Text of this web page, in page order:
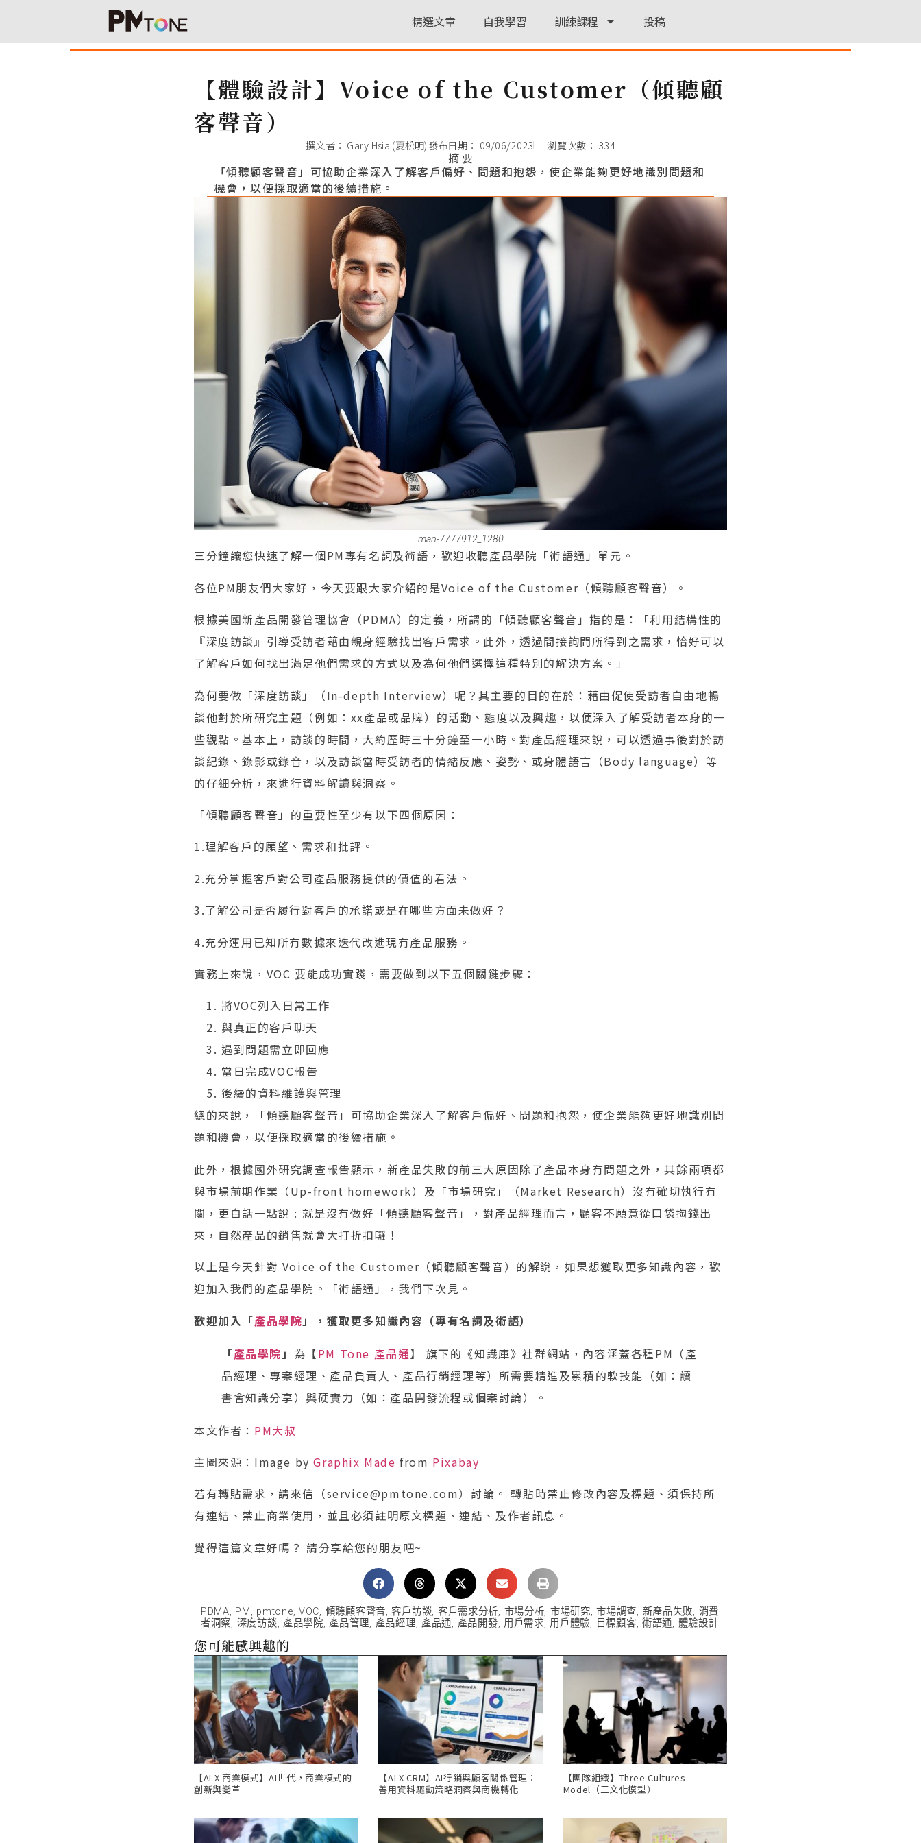
精選文章 自我學習 訓練課程 投稿
【體驗設計】Voice of the Customer（傾聽顧
客聲音）
撰文者： Gary Hsia (夏松明)發布日期： 09/06/2023 瀏覽次數： 334
摘 要
「傾聽顧客聲音」可協助企業深入了解客戶偏好、問題和抱怨，使企業能夠更好地識別問題和
機會，以便採取適當的後續措施。
man-7777912_1280
三分鐘讓您快速了解一個PM專有名詞及術語，歡迎收聽產品學院「術語通」單元。
各位PM朋友們大家好，今天要跟大家介紹的是Voice of the Customer（傾聽顧客聲音）。
根據美國新產品開發管理協會（PDMA）的定義，所謂的「傾聽顧客聲音」指的是：「利用結構性的
『深度訪談』引導受訪者藉由親身經驗找出客戶需求。此外，透過間接詢問所得到之需求，恰好可以
了解客戶如何找出滿足他們需求的方式以及為何他們選擇這種特別的解決方案。」
為何要做「深度訪談」（In-depth Interview）呢？其主要的目的在於：藉由促使受訪者自由地暢
談他對於所研究主題（例如：xx產品或品牌）的活動、態度以及興趣，以便深入了解受訪者本身的一
些觀點。基本上，訪談的時間，大約歷時三十分鐘至一小時。對產品經理來說，可以透過事後對於訪
談紀錄、錄影或錄音，以及訪談當時受訪者的情緒反應、姿勢、或身體語言（Body language）等
的仔細分析，來進行資料解讀與洞察。
「傾聽顧客聲音」的重要性至少有以下四個原因：
1.理解客戶的願望、需求和批評。
2.充分掌握客戶對公司產品服務提供的價值的看法。
3.了解公司是否履行對客戶的承諾或是在哪些方面未做好？
4.充分運用已知所有數據來迭代改進現有產品服務。
實務上來說，VOC 要能成功實踐，需要做到以下五個關鍵步驟：
將VOC列入日常工作
與真正的客戶聊天
遇到問題需立即回應
當日完成VOC報告
後續的資料維護與管理
總的來說，「傾聽顧客聲音」可協助企業深入了解客戶偏好、問題和抱怨，使企業能夠更好地識別問
題和機會，以便採取適當的後續措施。
此外，根據國外研究調查報告顯示，新產品失敗的前三大原因除了產品本身有問題之外，其餘兩項都
與市場前期作業（Up-front homework）及「市場研究」（Market Research）沒有確切執行有
關，更白話一點說 : 就是沒有做好「傾聽顧客聲音」，對產品經理而言，顧客不願意從口袋掏錢出
來，自然產品的銷售就會大打折扣囉！
以上是今天針對 Voice of the Customer（傾聽顧客聲音）的解說，如果想獲取更多知識內容，歡
迎加入我們的產品學院。「術語通」，我們下次見。
歡迎加入「產品學院 」，獲取更多知識內容（專有名詞及術語）
「產品學院 」 為【PM Tone 產品通】 旗下的《知識庫》社群網站，內容涵蓋各種PM（產
品經理、專案經理、產品負責人、產品行銷經理等）所需要精進及累積的軟技能（如：讀
書會知識分享）與硬實力（如：產品開發流程或個案討論）。
本文作者： PM大叔
主圖來源：Image byGraphix Made from Pixabay
若有轉貼需求，請來信（service@pmtone.com）討論。 轉貼時禁止修改內容及標題、須保持所
有連結、禁止商業使用，並且必須註明原文標題、連結、及作者訊息。
覺得這篇文章好嗎？ 請分享給您的朋友吧~
PDMA, PM, pmtone,VOC, 傾聽顧客聲音,客戶訪談, 客戶需求分析, 市場分析, 市場研究,市場調查, 新產品失敗, 消費
者洞察, 深度訪談, 產品學院, 產品管理, 產品經理, 產品通, 產品開發, 用戶需求, 用戶體驗, 目標顧客, 術語通, 體驗設計
您可能感興趣的
【AI X 商業模式】AI世代，商業模式的
創新與變革
【AI X CRM】AI行銷與顧客關係管理：
善用資料驅動策略洞察與商機轉化
【團隊組織】Three Cultures
Model（三文化模型）